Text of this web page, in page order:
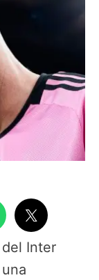
Inter